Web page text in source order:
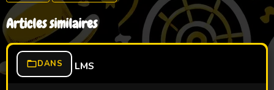
Articles similaires
DANS LMS